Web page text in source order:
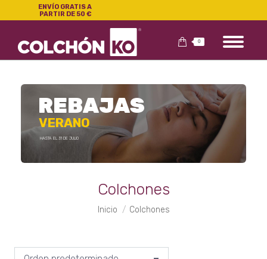
ENVÍO GRATIS A
PARTIR DE 50 €
0
VERANO
HASTA EL 31 DE JULIO
REBAJAS
Colchones
Estás aquí:
Inicio Colchones